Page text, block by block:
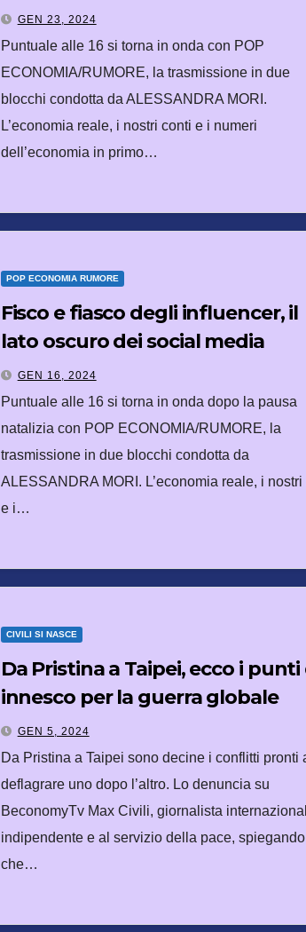
resistenza
GEN 23, 2024
Puntuale alle 16 si torna in onda con POP
ECONOMIA/RUMORE, la trasmissione in due
blocchi condotta da ALESSANDRA MORI.
L’economia reale, i nostri conti e i numeri
dell’economia in primo…
POP ECONOMIA RUMORE
Fisco e fiasco degli influencer, il
lato oscuro dei social media
GEN 16, 2024
Puntuale alle 16 si torna in onda dopo la pausa
natalizia con POP ECONOMIA/RUMORE, la
trasmissione in due blocchi condotta da
ALESSANDRA MORI. L’economia reale, i nostri
e i…
CIVILI SI NASCE
Da Pristina a Taipei, ecco i punti
innesco per la guerra globale
GEN 5, 2024
Da Pristina a Taipei sono decine i conflitti pronti
deflagrare uno dopo l’altro. Lo denuncia su
BeconomyTv Max Civili, giornalista
indipendente e al servizio della pace, spiegando
che…